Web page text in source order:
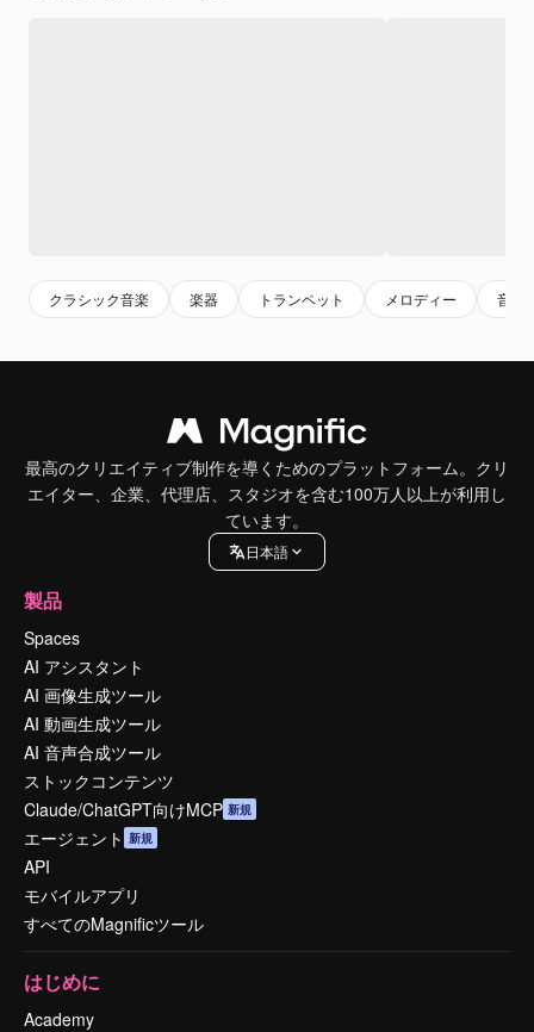
クラシック音楽 楽器 トランペット メロディー 音楽
最高のクリエイティブ制作を導くためのプラットフォーム。クリ
エイター、企業、代理店、スタジオを含む100万人以上が利用し
ています。
日本語
製品
Spaces
AI アシスタント
AI 画像生成ツール
AI 動画生成ツール
AI 音声合成ツール
ストックコンテンツ
Claude/ChatGPT向けMCP 新規
エージェント 新規
API
モバイルアプリ
すべてのMagnificツール
はじめに
Academy